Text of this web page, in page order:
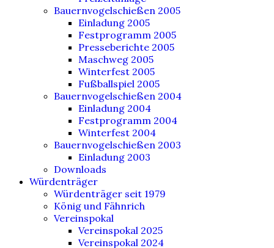
Bauernvogelschießen 2005
Einladung 2005
Festprogramm 2005
Presseberichte 2005
Maschweg 2005
Winterfest 2005
Fußballspiel 2005
Bauernvogelschießen 2004
Einladung 2004
Festprogramm 2004
Winterfest 2004
Bauernvogelschießen 2003
Einladung 2003
Downloads
Würdenträger
Würdenträger seit 1979
König und Fähnrich
Vereinspokal
Vereinspokal 2025
Vereinspokal 2024